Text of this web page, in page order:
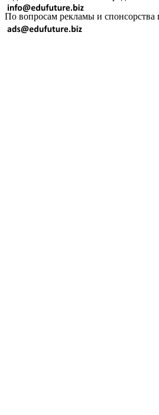
По вопросам рекламы и спонсорства